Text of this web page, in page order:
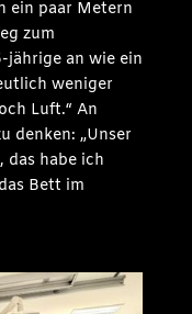
ein paar Metern
zum
jährige an wie ein
weniger
Luft.“ An
denken: „Unser
das habe ich
Bett im